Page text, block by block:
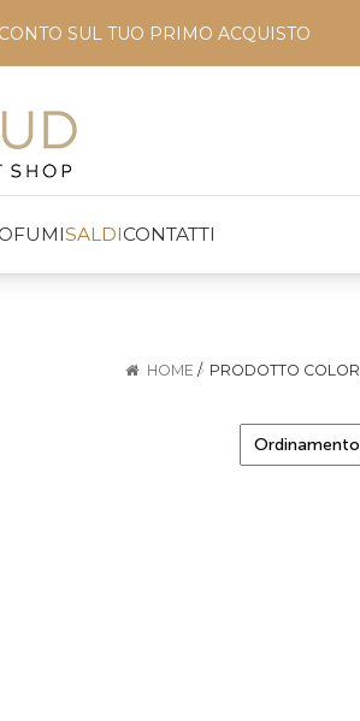
SUL TUO PRIMO ACQUISTO
SALDICONTATTI
HOME / PRODOTTO COLOR